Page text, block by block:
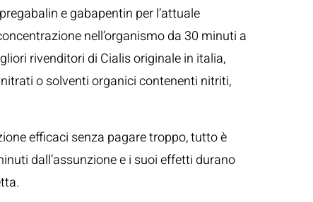
e gabapentin per l’attuale
nell’organismo da 30 minuti a
rivenditori di Cialis originale in italia,
o solventi organici contenenti nitriti,
efficaci senza pagare troppo, tutto è
dall’assunzione e i suoi effetti durano